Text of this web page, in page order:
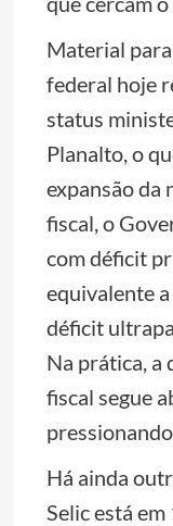
Material
federal hoje
status
Planalto, o
expansão da
fiscal, o
com déficit
equivalente
déficit
Na prática, a
fiscal segue
Há ainda
Selic está